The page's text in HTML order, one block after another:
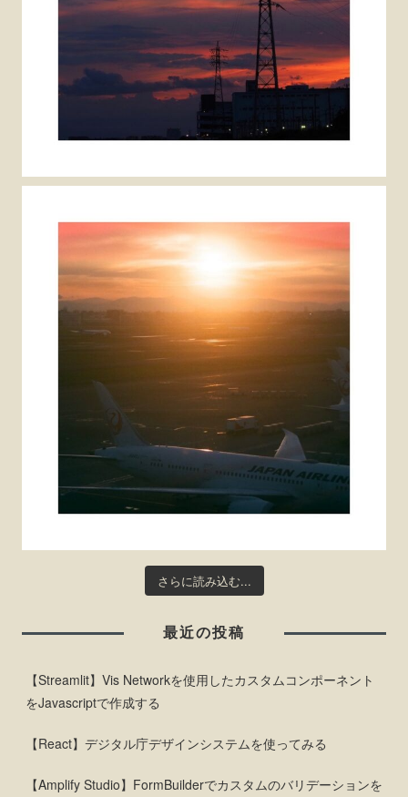
さらに読み込む...
最近の投稿
【Streamlit】Vis Networkを使用したカスタムコンポーネント
をJavascriptで作成する
【React】デジタル庁デザインシステムを使ってみる
【Amplify Studio】FormBuilderでカスタムのバリデーションを